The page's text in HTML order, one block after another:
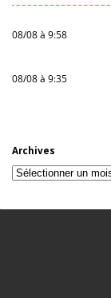
08/08 à 9:58
08/08 à 9:35
Archives
Archives